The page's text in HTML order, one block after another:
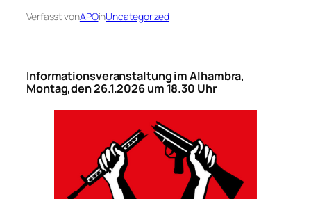
Verfasst vonAPOinUncategorized
Informationsveranstaltung im Alhambra,
Montag,den 26.1.2026 um 18.30 Uhr